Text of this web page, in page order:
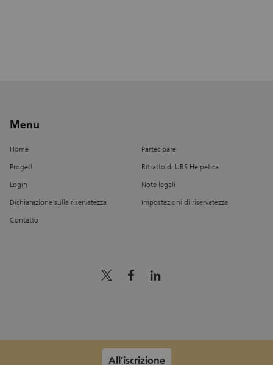
All’iscrizione
Menu
Home Partecipare
Progetti Ritratto di UBS Helpetica
Login Note legali
Dichiarazione sulla riservatezza Impostazioni di riservatezza
Contatto
x_logo facebook linkedin